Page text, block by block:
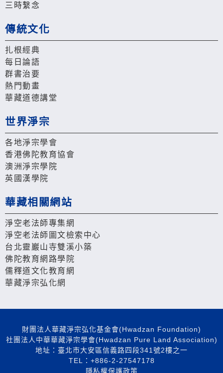
三時繫念
傳統文化
扎根經典
每日論語
群書治要
熱門動畫
華藏道德講堂
世界淨宗
各地淨宗學會
香港佛陀教育協會
澳洲淨宗學院
英國漢學院
華藏相關網站
淨空老法師專集網
淨空老法師圖文檢索中心
台北靈巖山寺雙溪小築
佛陀教育網路學院
儒釋道文化教育網
華藏淨宗弘化網
財團法人華藏淨宗弘化基金會(Hwadzan Foundation)
社團法人中華華藏淨宗學會(Hwadzan Pure Land Association)
地址：臺北市大安區信義路四段341號2樓之一
TEL：+886-2-27547178
隱私權保護政策